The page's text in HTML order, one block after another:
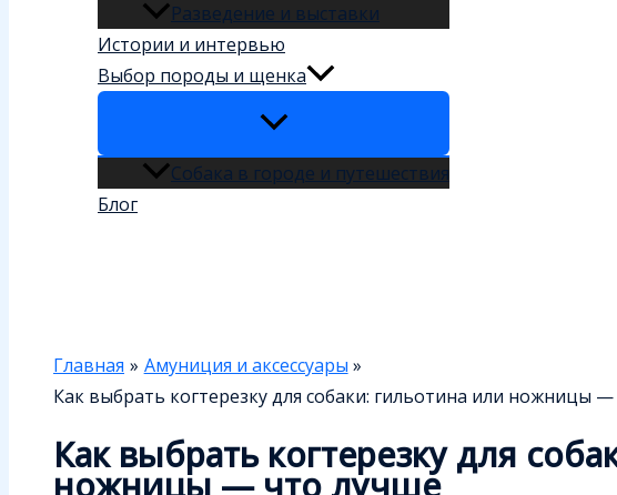
Разведение и выставки
Истории и интервью
Выбор породы и щенка
Собака в городе и путешествия
Блог
Главная
Амуниция и аксессуары
Как выбрать когтерезку для собаки: гильотина или ножницы
Как выбрать когтерезку для
ножницы — что лучше